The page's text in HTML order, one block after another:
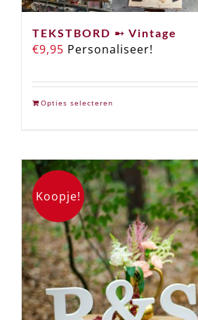
TEKSTBORD ➸ Vintage
€9,95 Personaliseer!
Opties selecteren
Koopje!